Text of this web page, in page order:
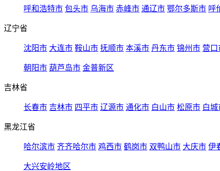
呼和浩特市 包头市 乌海市 赤峰市 通辽市 鄂尔多斯市 呼
辽宁省
沈阳市 大连市 鞍山市 抚顺市 本溪市 丹东市 锦州市 营口
朝阳市 葫芦岛市 金普新区
吉林省
长春市 吉林市 四平市 辽源市 通化市 白山市 松原市 白城
黑龙江省
哈尔滨市 齐齐哈尔市 鸡西市 鹤岗市 双鸭山市 大庆市 伊
大兴安岭地区